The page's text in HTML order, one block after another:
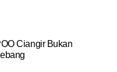
Ciangir Bukan